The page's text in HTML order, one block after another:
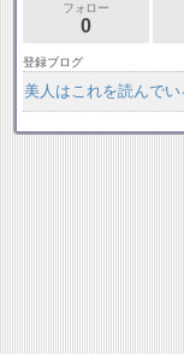
フォロー
0
登録ブログ
美人はこれを読んでい